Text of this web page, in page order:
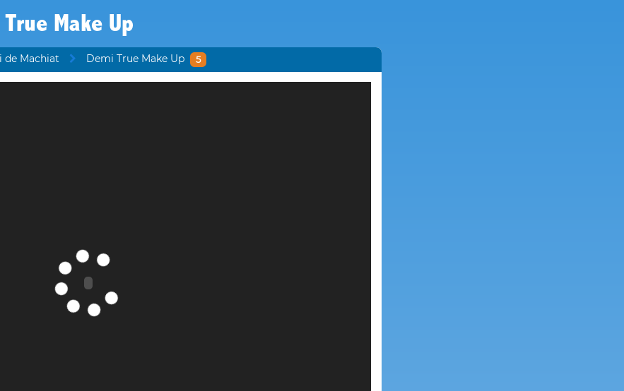
Make Up
de Machiat Demi True Make Up 5